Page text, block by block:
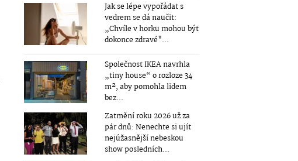
Jak se lépe vypořádat s
vedrem se dá naučit:
„Chvíle v horku mohou být
dokonce zdravé"...
Společnost IKEA navrhla
„tiny house“ o rozloze 34
m², aby pomohla lidem
bez...
Zatmění roku 2026 už za
pár dnů: Nenechte si ujít
nejúžasnější nebeskou
show posledních...